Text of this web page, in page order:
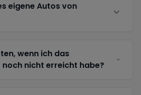
eigene Autos von
wenn ich das
nicht erreicht habe?